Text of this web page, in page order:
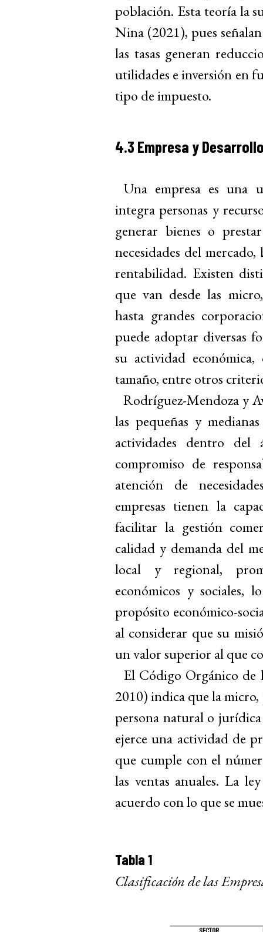
población. Esta teoría la
Nina (2021), pues
las tasas generan
utilidades e inversión en
tipo de impuesto.
4.3 Empresa y
Una empresa es una
integra personas y
generar bienes o
necesidades del
rentabilidad. Existen
que van desde las
hasta grandes
puede adoptar diversas
su actividad
tamaño, entre otros
Rodríguez-Mendoza y
las pequeñas y
actividades dentro del
compromiso de
atención de
empresas tienen la
facilitar la gestión
calidad y demanda del
local y regional,
económicos y sociales,
propósito económico-
al considerar que su
un valor superior al que
El Código Orgánico de
2010) indica que la micro,
persona natural o
ejerce una actividad de
que cumple con el
las ventas anuales. La
acuerdo con lo que se
Tabla 1
Clasificación de las